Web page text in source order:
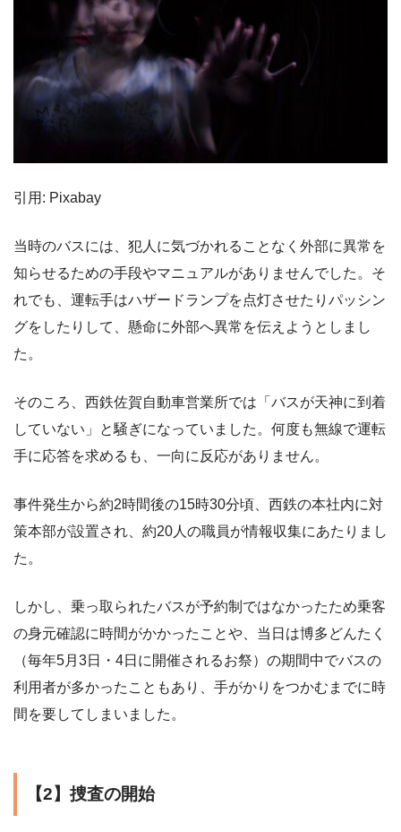
引用: Pixabay
当時のバスには、犯人に気づかれることなく外部に異常を
知らせるための手段やマニュアルがありませんでした。そ
れでも、運転手はハザードランプを点灯させたりパッシン
グをしたりして、懸命に外部へ異常を伝えようとしまし
た。
そのころ、西鉄佐賀自動車営業所では「バスが天神に到着
していない」と騒ぎになっていました。何度も無線で運転
手に応答を求めるも、一向に反応がありません。
事件発生から約2時間後の15時30分頃、西鉄の本社内に対
策本部が設置され、約20人の職員が情報収集にあたりまし
た。
しかし、乗っ取られたバスが予約制ではなかったため乗客
の身元確認に時間がかかったことや、当日は博多どんたく
（毎年5月3日・4日に開催されるお祭）の期間中でバスの
利用者が多かったこともあり、手がかりをつかむまでに時
間を要してしまいました。
【2】捜査の開始